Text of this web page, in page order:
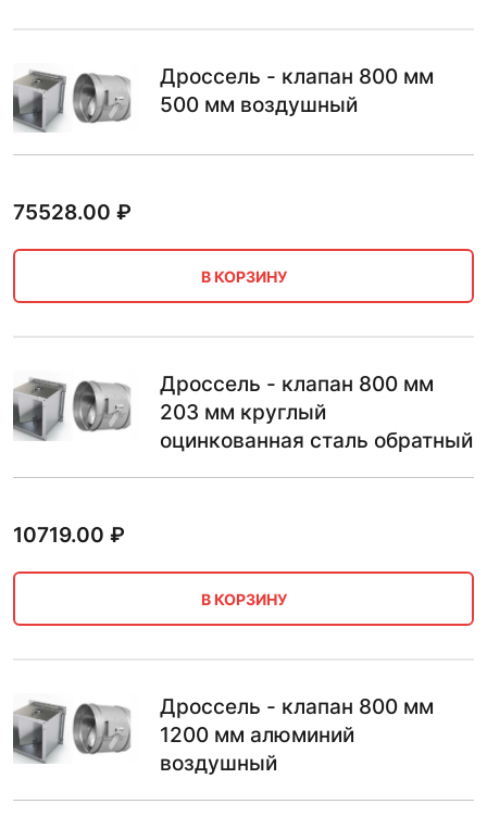
Дроссель - клапан 800 мм
500 мм воздушный
75528.00 ₽
В КОРЗИНУ
Дроссель - клапан 800 мм
203 мм круглый
оцинкованная сталь обратный
10719.00 ₽
В КОРЗИНУ
Дроссель - клапан 800 мм
1200 мм алюминий
воздушный